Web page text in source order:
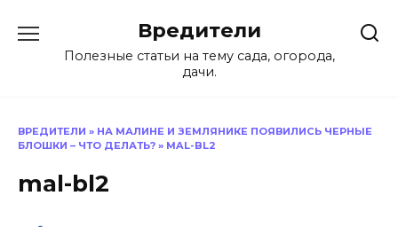
содержанию
Вредители
Полезные статьи на тему сада, огорода,
дачи.
ВРЕДИТЕЛИ » НА МАЛИНЕ И ЗЕМЛЯНИКЕ ПОЯВИЛИСЬ ЧЕРНЫЕ
БЛОШКИ – ЧТО ДЕЛАТЬ? » MAL-BL2
mal-bl2